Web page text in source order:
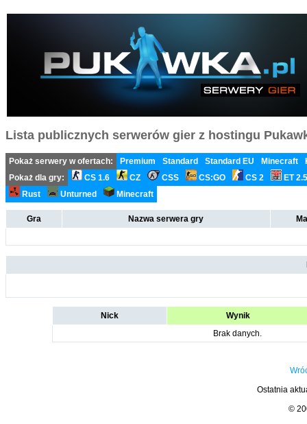
Lista publicznych serwerów gier z hostingu
Pokaż serwery w ofertach: Premium Standard Standard EU Minecraft
Pokaż dla gry:
CS 1.6 CZ CSS CS:GO CS 2
ET
Rust
Unturned Minecraft
Gra Nazwa serwera gry
Nick
Wynik
Brak danych.
Ostatnia
©